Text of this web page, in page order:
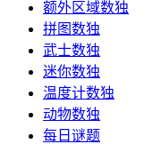
额外区域数独
拼图数独
武士数独
迷你数独
温度计数独
动物数独
每日谜题